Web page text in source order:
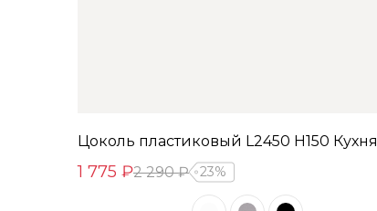
Цоколь пластиковый L2450 Н150 Кухня
1 775 ₽2 290 ₽ 23%